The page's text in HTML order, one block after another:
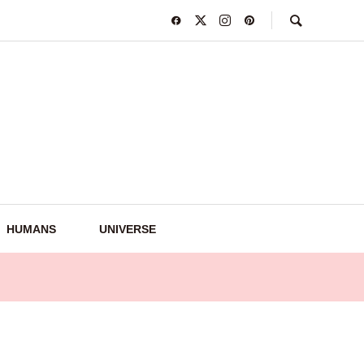
HUMANS UNIVERSE